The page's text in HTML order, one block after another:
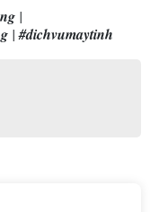
|
|#dichvumaytinh